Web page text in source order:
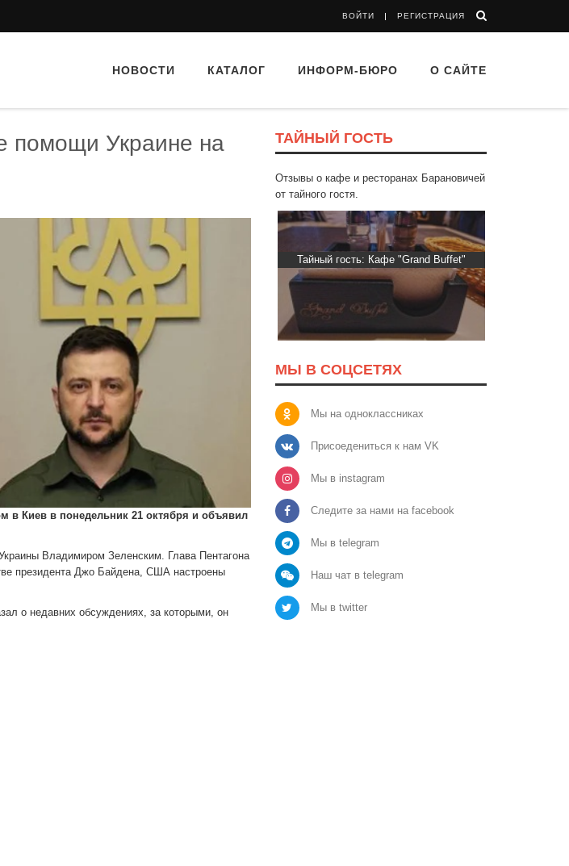
ВОЙТИ РЕГИСТРАЦИЯ
НОВОСТИ КАТАЛОГ ИНФОРМ-БЮРО О САЙТЕ
помощи Украине на
Киев в понедельник 21 октября и объявил
Владимиром Зеленским. Глава Пентагона
президента Джо Байдена, США настроены
о недавних обсуждениях, за которыми, он
ТАЙНЫЙ ГОСТЬ
Отзывы о кафе и ресторанах Барановичей
от тайного гостя.
Тайный гость: Кафе "Grand Buffet" Тайный гость: кафе «Фасти Хасти»
МЫ В СОЦСЕТЯХ
Мы на одноклассниках
Присоедениться к нам VK
Мы в instagram
Следите за нами на facebook
Мы в telegram
Наш чат в telegram
Мы в twitter